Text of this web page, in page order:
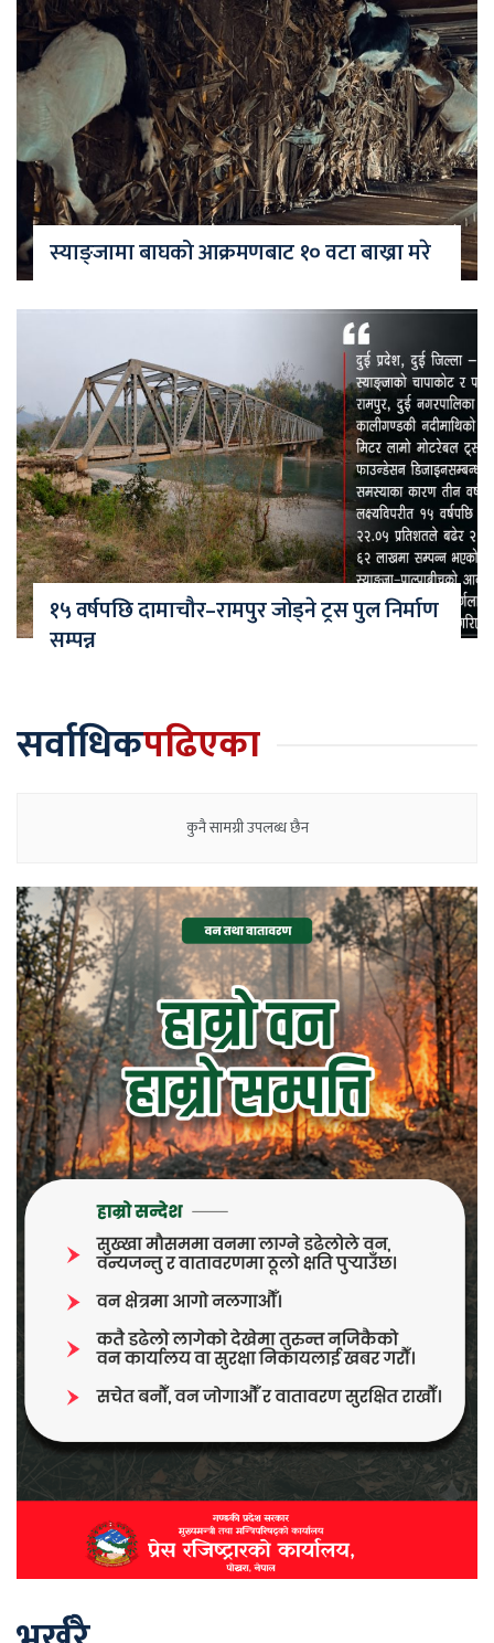
स्याङ्जामा बाघको आक्रमणबाट १० वटा बाख्रा मरे
१५ वर्षपछि दामाचौर–रामपुर जोड्ने ट्रस पुल निर्माण
सम्पन्न
सर्वाधिकपढिएका
कुनै सामग्री उपलब्ध छैन